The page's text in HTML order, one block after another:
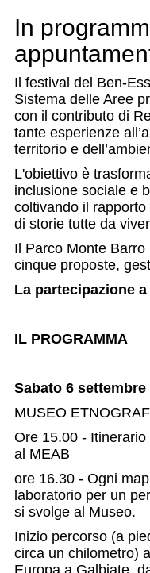
In
Il festival del Ben-
Sistema delle Aree
con il contributo di
tante esperienze
territorio e
L'obiettivo è
inclusione sociale e
coltivando il rapporto
di storie tutte da
Il Parco Monte
cinque proposte,
La partecipazione
IL PROGRAMMA
Sabato 6 settembre
MUSEO
Ore 15.00 -
al MEAB
ore 16.30 - Ogni
laboratorio per un
si svolge al Museo.
Inizio percorso (a
circa un chilometro)